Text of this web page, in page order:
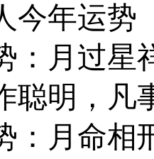
今年运势
：月过星
聪明，凡
：月命相